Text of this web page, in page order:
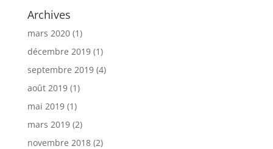
Archives
mars 2020(1)
décembre 2019(1)
septembre 2019(4)
août 2019(1)
mai 2019(1)
mars 2019(2)
novembre 2018(2)